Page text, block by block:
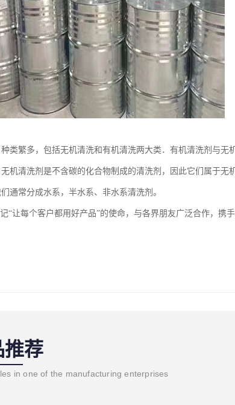
类繁多，包括无机清洗和有机清洗两大类．有机清洗剂与无
机清洗剂是不含碳的化合物制成的清洗剂，因此它们属于无机
通常分成水系，半水系、非水系清洗剂。
“让每个客户都用好产品”的使命，与各界朋友广泛合作，携
推荐
in one of the manufacturing enterprises